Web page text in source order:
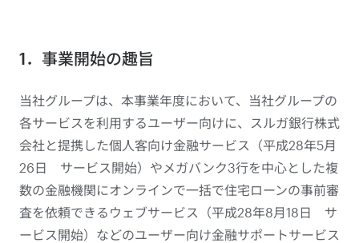
1．事業開始の趣旨
当社グループは、本事業年度において、当社グループの
各サービスを利用するユーザー向けに、スルガ銀行株式
会社と提携した個人客向け金融サービス（平成28年5月
26日 サービス開始）やメガバンク3行を中心とした複
数の金融機関にオンラインで一括で住宅ローンの事前審
査を依頼できるウェブサービス（平成28年8月18日 サ
ービス開始）などのユーザー向け金融サポートサービス